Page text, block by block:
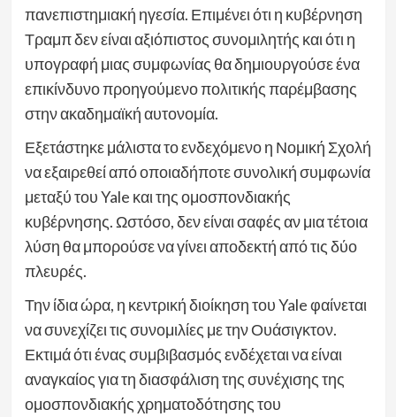
πανεπιστημιακή ηγεσία. Επιμένει ότι η κυβέρνηση
Τραμπ δεν είναι αξιόπιστος συνομιλητής και ότι η
υπογραφή μιας συμφωνίας θα δημιουργούσε ένα
επικίνδυνο προηγούμενο πολιτικής παρέμβασης
στην ακαδημαϊκή αυτονομία.
Εξετάστηκε μάλιστα το ενδεχόμενο η Νομική Σχολή
να εξαιρεθεί από οποιαδήποτε συνολική συμφωνία
μεταξύ του Yale και της ομοσπονδιακής
κυβέρνησης. Ωστόσο, δεν είναι σαφές αν μια τέτοια
λύση θα μπορούσε να γίνει αποδεκτή από τις δύο
πλευρές.
Την ίδια ώρα, η κεντρική διοίκηση του Yale φαίνεται
να συνεχίζει τις συνομιλίες με την Ουάσιγκτον.
Εκτιμά ότι ένας συμβιβασμός ενδέχεται να είναι
αναγκαίος για τη διασφάλιση της συνέχισης της
ομοσπονδιακής χρηματοδότησης του